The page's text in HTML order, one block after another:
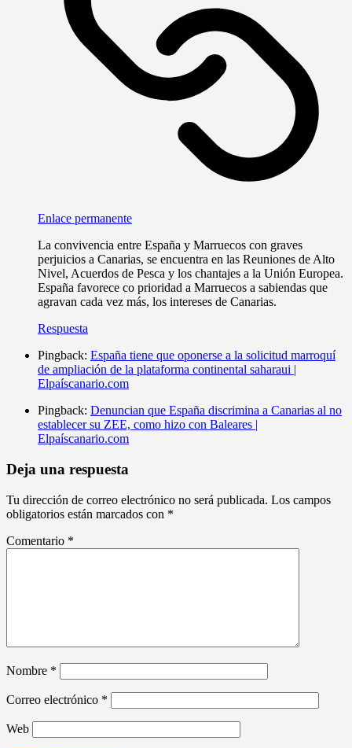
Enlace permanente
La convivencia entre España y Marruecos con graves
perjuicios a Canarias, se encuentra en las Reuniones de Alto
Nivel, Acuerdos de Pesca y los chantajes a la Unión Europea.
España favorece co prioridad a Marruecos a sabiendas que
agravan cada vez más, los intereses de Canarias.
Respuesta
Pingback: España tiene que oponerse a la solicitud marroquí
de ampliación de la plataforma continental saharaui |
Elpaíscanario.com
Pingback: Denuncian que España discrimina a Canarias al no
establecer su ZEE, como hizo con Baleares |
Elpaíscanario.com
Deja una respuesta
Tu dirección de correo electrónico no será publicada. Los campos
obligatorios están marcados con *
Comentario *
Nombre *
Correo electrónico *
Web